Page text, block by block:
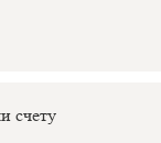
счету